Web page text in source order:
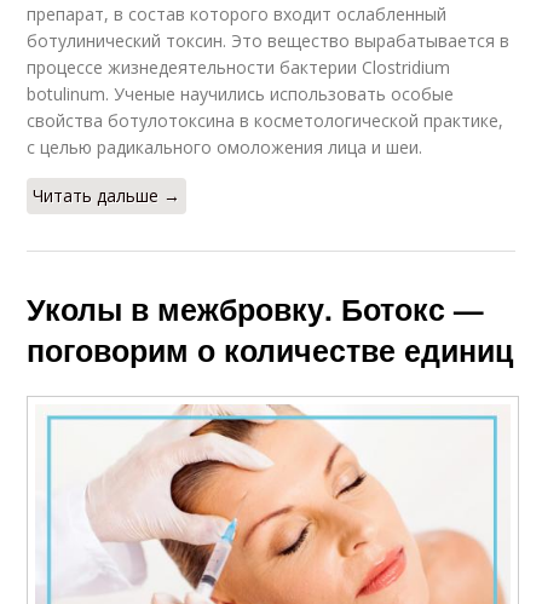
препарат, в состав которого входит ослабленный
ботулинический токсин. Это ве­щес­тво вырабатывается в
про­цес­се жизнедеятельности бактерии Clostridium
botulinum. Ученые научились использовать особые
свойства ботулотоксина в кос­ме­тологической практике,
с целью радикального омоложения лица и шеи.
Читать дальше →
Уколы в межбровку. Ботокс —
поговорим о количестве единиц